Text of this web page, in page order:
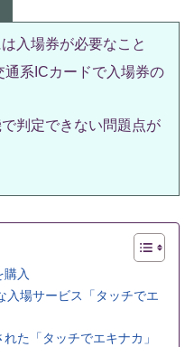
入場券が必要なこと
系ICカードで入場券の
判定できない問題点が
入
入場サービス「タッチでエ
た「タッチでエキナカ」